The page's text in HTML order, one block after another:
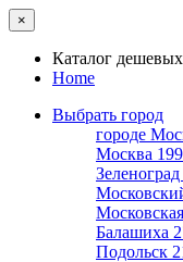
×
Каталог
Home
Выбрать город
городе
Москва
Зеленоград
Балашиха
Подольск